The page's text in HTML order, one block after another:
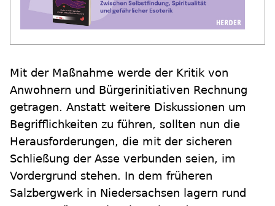
Mit der Maßnahme werde der Kritik von
Anwohnern und Bürgerinitiativen Rechnung
getragen. Anstatt weitere Diskussionen um
Begrifflichkeiten zu führen, sollten nun die
Herausforderungen, die mit der sicheren
Schließung der Asse verbunden seien, im
Vordergrund stehen. In dem früheren
Salzbergwerk in Niedersachsen lagern rund